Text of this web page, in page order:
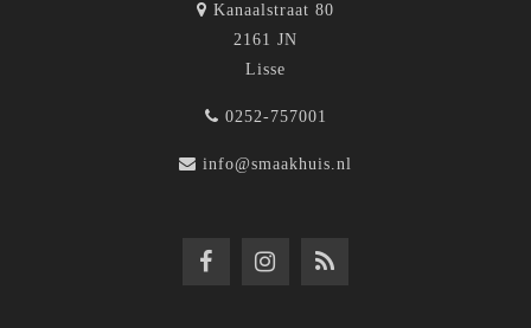
Kanaalstraat 80
2161 JN
Lisse
0252-757001
info@smaakhuis.nl